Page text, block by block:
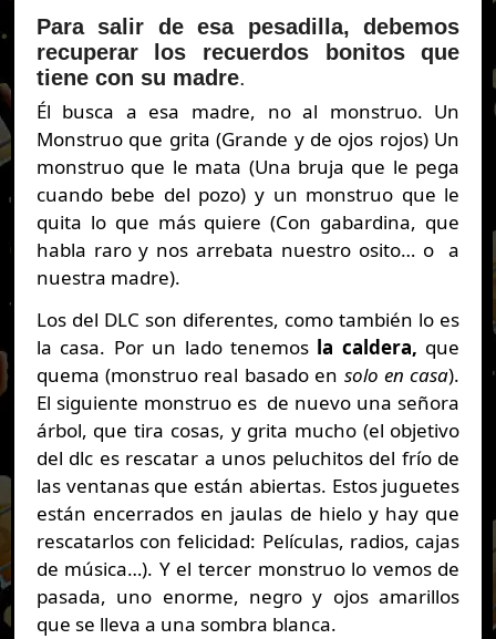
Para salir de esa pesadilla, debemos
recuperar los recuerdos bonitos que
tiene con su madre.
Él busca a esa madre, no al monstruo. Un
Monstruo que grita (Grande y de ojos rojos) Un
monstruo que le mata (Una bruja que le pega
cuando bebe del pozo) y un monstruo que le
quita lo que más quiere (Con gabardina, que
habla raro y nos arrebata nuestro osito… o a
nuestra madre).
Los del DLC son diferentes, como también lo es
la casa. Por un lado tenemosla caldera, que
quema (monstruo real basado en solo en casa).
El siguiente monstruo es de nuevo una señora
árbol, que tira cosas, y grita mucho (el objetivo
del dlc es rescatar a unos peluchitos del frío de
las ventanas que están abiertas. Estos juguetes
están encerrados en jaulas de hielo y hay que
rescatarlos con felicidad: Películas, radios, cajas
de música…). Y el tercer monstruo lo vemos de
pasada, uno enorme, negro y ojos amarillos
que se lleva a una sombra blanca.